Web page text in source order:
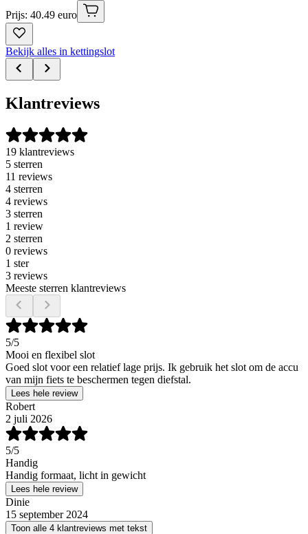
Prijs: 40.49 euro
Bekijk alles in kettingslot
Klantreviews
19 klantreviews
5 sterren
11 reviews
4 sterren
4 reviews
3 sterren
1 review
2 sterren
0 reviews
1 ster
3 reviews
Meeste sterren klantreviews
5/5
Mooi en flexibel slot
Goed slot voor een relatief lage prijs. Ik gebruik het slot om de accu
van mijn fiets te beschermen tegen diefstal.
Lees hele review
Robert
2 juli 2026
5/5
Handig
Handig formaat, licht in gewicht
Lees hele review
Dinie
15 september 2024
Toon alle 4 klantreviews met tekst